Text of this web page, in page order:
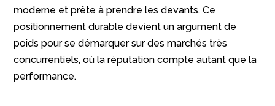
moderne et prête à prendre les devants. Ce
positionnement durable devient un argument de
poids pour se démarquer sur des marchés très
concurrentiels, où la réputation compte autant que la
performance.